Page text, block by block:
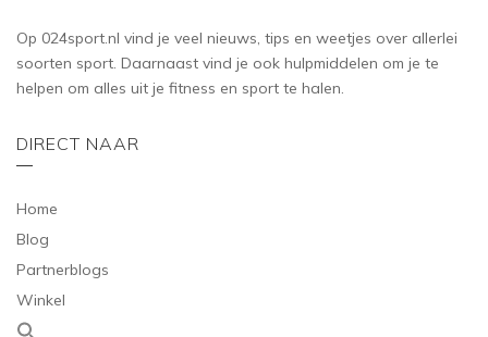
Op 024sport.nl vind je veel nieuws, tips en weetjes over allerlei
soorten sport. Daarnaast vind je ook hulpmiddelen om je te
helpen om alles uit je fitness en sport te halen.
DIRECT NAAR
Home
Blog
Partnerblogs
Winkel